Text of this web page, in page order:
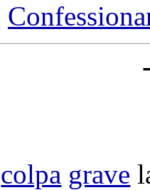
colpa grave